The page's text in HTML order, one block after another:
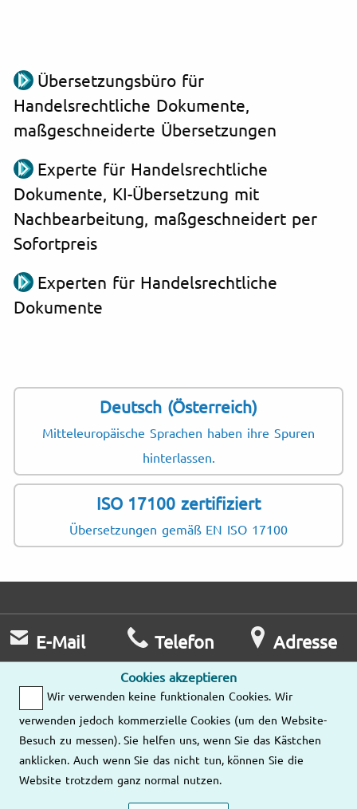
Übersetzungsbüro für
Handelsrechtliche Dokumente,
maßgeschneiderte Übersetzungen
Experte für Handelsrechtliche
Dokumente, KI-Übersetzung mit
Nachbearbeitung, maßgeschneidert per
Sofortpreis
Experten für Handelsrechtliche
Dokumente
Deutsch (Österreich)
Mitteleuropäische Sprachen haben ihre Spuren
hinterlassen.
ISO 17100 zertifiziert
Übersetzungen gemäß EN ISO 17100
Cookies akzeptieren
Wir verwenden keine funktionalen Cookies. Wir
verwenden jedoch kommerzielle Cookies (um den Website-
Besuch zu messen). Sie helfen uns, wenn Sie das Kästchen
anklicken. Auch wenn Sie das nicht tun, können Sie die
Website trotzdem ganz normal nutzen.
E-Mail
Ihnen so rasch
wie möglich.
Schreiben Sie
uns eine E-
Telefon
Mo – Fr
9:00 – 18:00
01/229 73 20
Adresse
Unsere
Standorte